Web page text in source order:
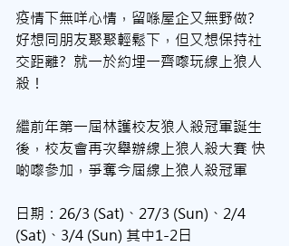
疫情下無咩心情，留喺屋企又無野做?
好想同朋友聚聚輕鬆下，但又想保持社
交距離?  就一於約埋一齊嚟玩線上狼人
殺！
繼前年第一屆林護校友狼人殺冠軍誕生
後，校友會再次舉辦線上狼人殺大賽 快
啲嚟參加，爭奪今屆線上狼人殺冠軍
日期：26/3 (Sat)、27/3 (Sun)、2/4
(Sat)、3/4 (Sun) 其中1-2日